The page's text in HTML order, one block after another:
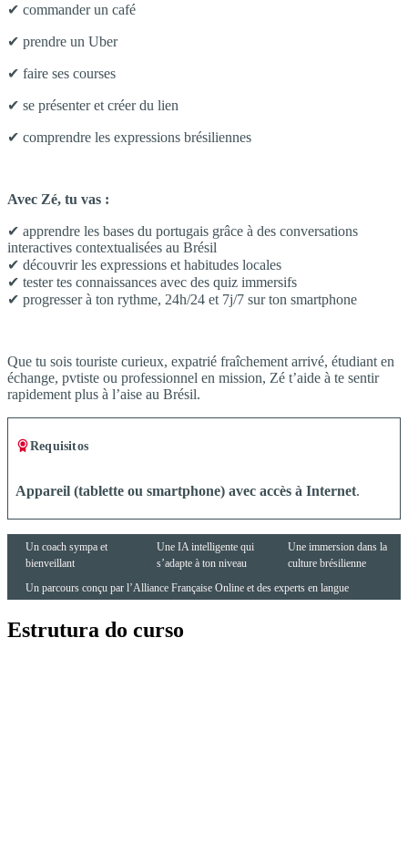
✔ commander un café
✔ prendre un Uber
✔ faire ses courses
✔ se présenter et créer du lien
✔ comprendre les expressions brésiliennes
Avec Zé, tu vas :
✔ apprendre les bases du portugais grâce à des conversations
interactives contextualisées au Brésil
✔ découvrir les expressions et habitudes locales
✔ tester tes connaissances avec des quiz immersifs
✔ progresser à ton rythme, 24h/24 et 7j/7 sur ton smartphone
Que tu sois touriste curieux, expatrié fraîchement arrivé, étudiant en
échange, pvtiste ou professionnel en mission, Zé t’aide à te sentir
rapidement plus à l’aise au Brésil.
Requisitos
Appareil (tablette ou smartphone) avec accès à Internet.
Un coach sympa et
bienveillant
Une IA intelligente qui
s’adapte à ton niveau
Une immersion dans la
culture brésilienne
Un parcours conçu par l’Alliance Française Online et des experts en langue
Estrutura do curso